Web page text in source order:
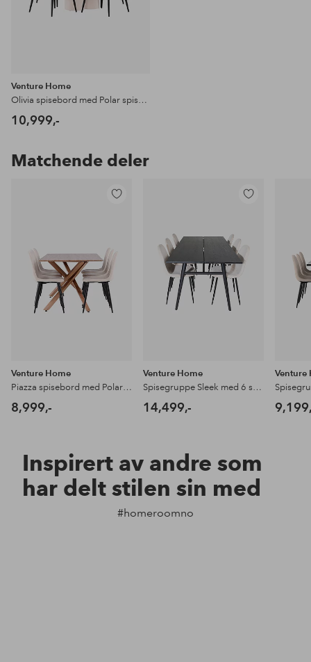
Venture Home
Olivia spisebord med Polar spisestol
10,999,-
Matchende deler
Venture Home
Piazza spisebord med Polar spisestol
8,999,-
Venture Home
Spisegruppe Sleek med 6 stk spisestoler Polar
14,499,-
Venture
Inspirert av andre som
har delt stilen sin med
#homeroomno